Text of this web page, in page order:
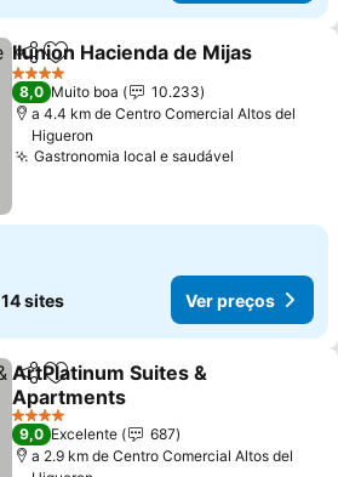
PartilharAdicionar aos favoritos
Ilunion Hacienda de Mijas
4 Estrelas
8,0 Muito boa
10.233
a 4.4 km de Centro Comercial Altos del
Higueron
Gastronomia local e saudável
14 sites Ver preços
PartilharAdicionar aos favoritos
ArtPlatinum Suites &
Apartments
4 Estrelas
9,0 Excelente
687
a 2.9 km de Centro Comercial Altos del